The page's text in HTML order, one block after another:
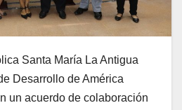
Santa María La Antigua
Desarrollo de América
un acuerdo de colaboración